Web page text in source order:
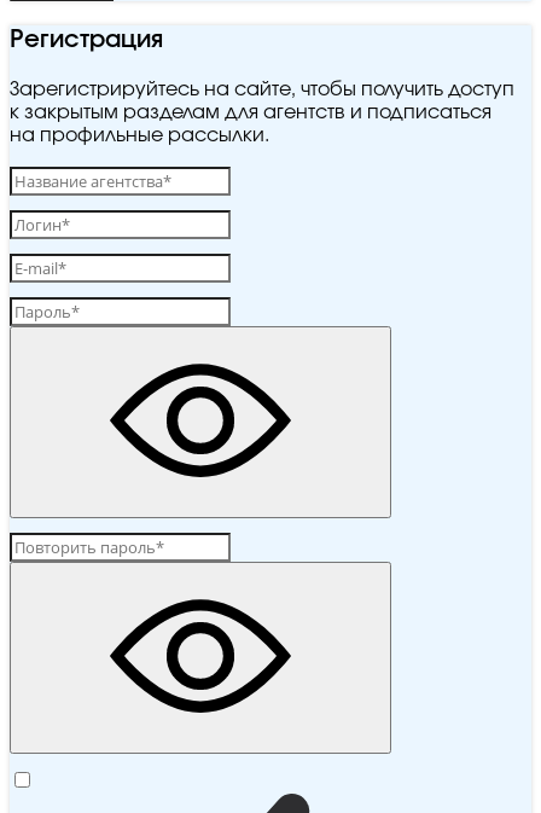
Регистрация
Зарегистрируйтесь на сайте, чтобы получить доступ
к закрытым разделам для агентств и подписаться
на профильные рассылки.